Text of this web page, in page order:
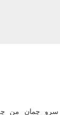
سرو چمان من